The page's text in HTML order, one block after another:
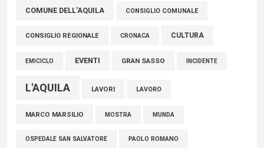
connazionali tra cui molti abruzzesi"
06 Agosto 2026
COMUNE DELL'AQUILA CONSIGLIO COMUNALE
CONSIGLIO REGIONALE CRONACA CULTURA
EMICICLO EVENTI GRAN SASSO INCIDENTE
L'AQUILA LAVORI LAVORO
MARCO MARSILIO MOSTRA MUNDA
OSPEDALE SAN SALVATORE PAOLO ROMANO